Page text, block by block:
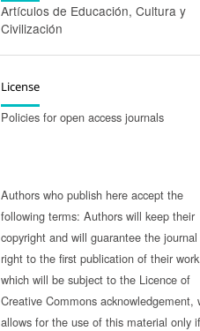
Artículos de Educación, Cultura y
Civilización
License
Policies for open access journals
Authors who publish here accept the
following terms: Authors will keep their
copyright and will guarantee the
right to the first publication of their
which will be subject to the Licence of
Creative Commons acknowledgement,
allows for the use of this material only